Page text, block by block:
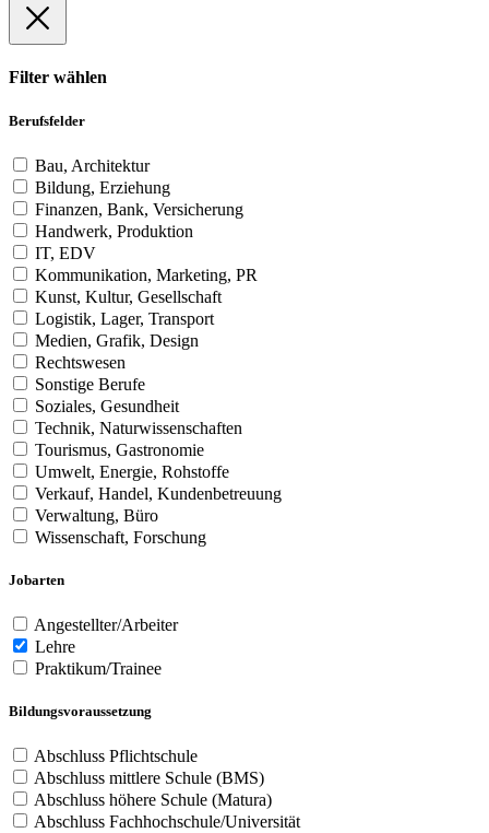
Filter wählen
Berufsfelder
Bau, Architektur
Bildung, Erziehung
Finanzen, Bank, Versicherung
Handwerk, Produktion
IT, EDV
Kommunikation, Marketing, PR
Kunst, Kultur, Gesellschaft
Logistik, Lager, Transport
Medien, Grafik, Design
Rechtswesen
Sonstige Berufe
Soziales, Gesundheit
Technik, Naturwissenschaften
Tourismus, Gastronomie
Umwelt, Energie, Rohstoffe
Verkauf, Handel, Kundenbetreuung
Verwaltung, Büro
Wissenschaft, Forschung
Jobarten
Angestellter/Arbeiter
Lehre
Praktikum/Trainee
Bildungsvoraussetzung
Abschluss Pflichtschule
Abschluss mittlere Schule (BMS)
Abschluss höhere Schule (Matura)
Abschluss Fachhochschule/Universität